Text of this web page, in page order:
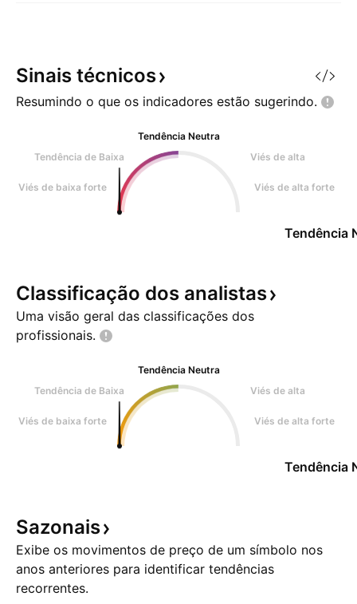
Sinais técnicos
Resumindo o que os indicadores estão sugerindo.
Tendência Neutra
Tendência de Baixa
Viés de alta
Viés de baixa forte Viés de alta forte
Tendência
Classificação dos analistas
Uma visão geral das classificações dos
profissionais.
Tendência Neutra
Tendência de Baixa
Viés de alta
Viés de baixa forte Viés de alta forte
Tendência
Sazonais
Exibe os movimentos de preço de um símbolo nos
anos anteriores para identificar tendências
recorrentes.